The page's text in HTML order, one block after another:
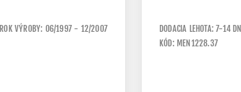
ROK VÝROBY: 06/1997 - 12/2007
DODACIA LEHOTA: 7-14 DNÍ
KÓD: MEN1228.37